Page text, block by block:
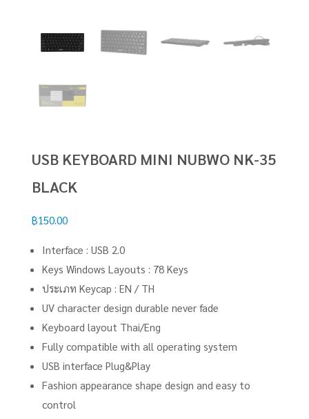
USB KEYBOARD MINI NUBWO NK-35
BLACK
฿150.00
Interface : USB 2.0
Keys Windows Layouts : 78 Keys
ประเภท Keycap : EN / TH
UV character design durable never fade
Keyboard layout Thai/Eng
Fully compatible with all operating system
USB interface Plug&Play
Fashion appearance shape design and easy to
control